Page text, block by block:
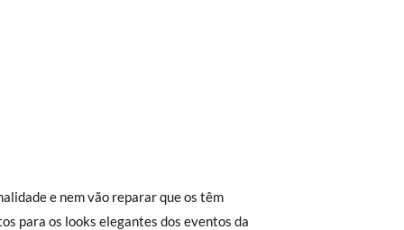
e nem vão reparar que os têm
para os looks elegantes dos eventos da
em loja, na modalidade de envio
a nossa loja física à porta da